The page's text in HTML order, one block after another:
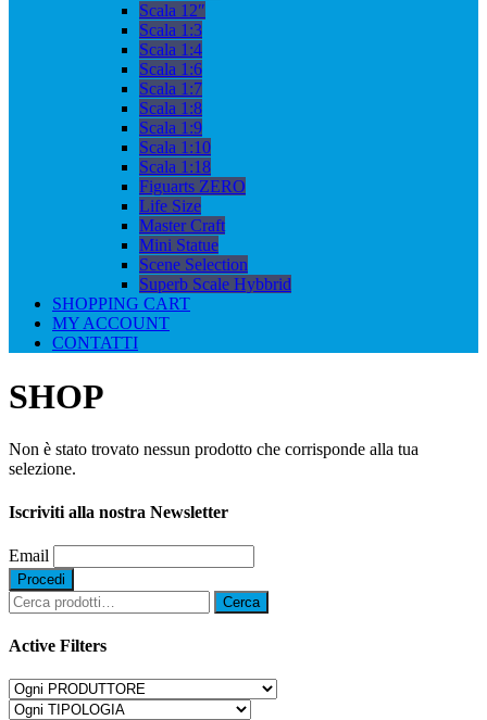
Scala 12″
Scala 1:3
Scala 1:4
Scala 1:6
Scala 1:7
Scala 1:8
Scala 1:9
Scala 1:10
Scala 1:18
Figuarts ZERO
Life Size
Master Craft
Mini Statue
Scene Selection
Superb Scale Hybbrid
SHOPPING CART
MY ACCOUNT
CONTATTI
SHOP
Non è stato trovato nessun prodotto che corrisponde alla tua
selezione.
Iscriviti alla nostra Newsletter
Email
Cerca: Cerca
Active Filters